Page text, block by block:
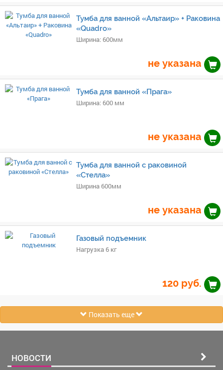
Тумба для ванной «Альтаир» + Раковина
«Quadro»
Ширина: 600мм
не указана
Тумба для ванной «Прага»
Ширина: 600 мм
не указана
Тумба для ванной с раковиной
«Стелла»
Ширина 600мм
не указана
Газовый подъемник
Нагрузка 6 кг
120 руб.
Показать еще
НОВОСТИ